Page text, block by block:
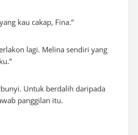
kau cakap, Fina.”
lagi. Melina sendiri yang
Untuk berdalih daripada
panggilan itu.